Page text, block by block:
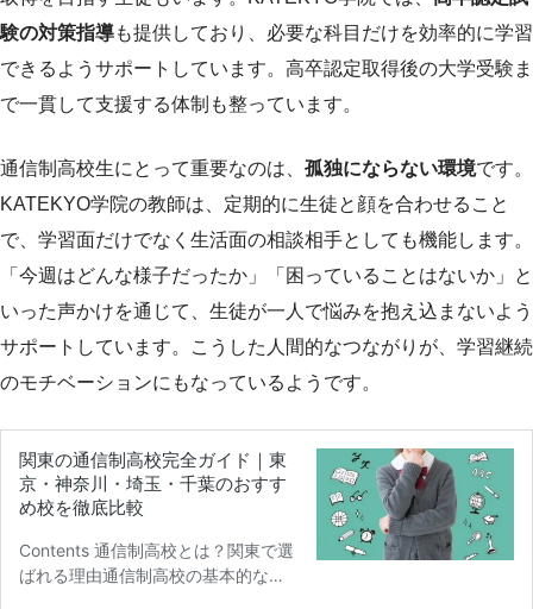
験の対策指導も提供しており、必要な科目だけを効率的に学習
できるようサポートしています。高卒認定取得後の大学受験ま
で一貫して支援する体制も整っています。
通信制高校生にとって重要なのは、 孤独にならない環境です。
KATEKYO学院の教師は、定期的に生徒と顔を合わせること
で、学習面だけでなく生活面の相談相手としても機能します。
「今週はどんな様子だったか」「困っていることはないか」と
いった声かけを通じて、生徒が一人で悩みを抱え込まないよう
サポートしています。こうした人間的なつながりが、学習継続
のモチベーションにもなっているようです。